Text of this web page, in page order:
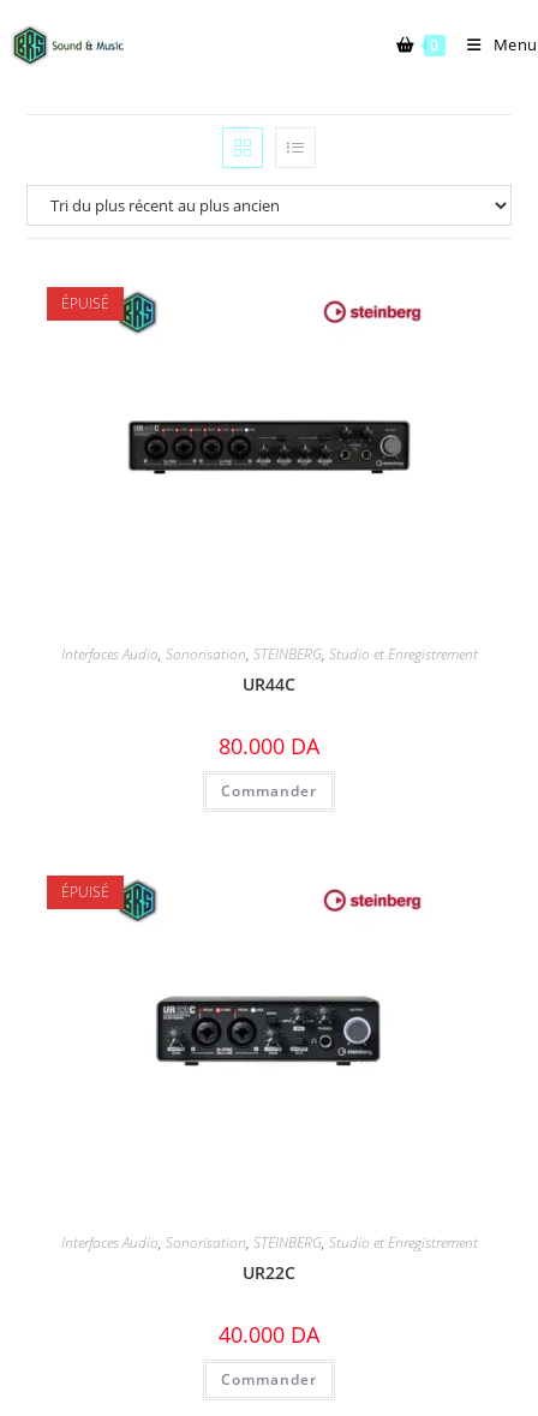
0 Menu
ÉPUISÉ
Interfaces Audio, Sonorisation, STEINBERG, Studio et Enregistrement
UR44C
80.000 DA
Commander
ÉPUISÉ
Interfaces Audio, Sonorisation, STEINBERG, Studio et Enregistrement
UR22C
40.000 DA
Commander